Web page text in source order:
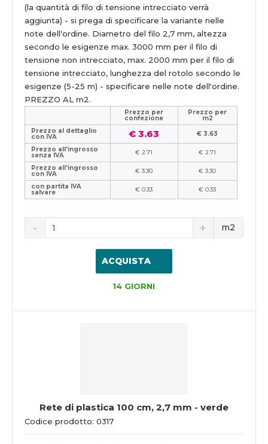
(la quantità di filo di tensione intrecciato verrà
aggiunta) - si prega di specificare la variante nelle
note dell'ordine. Diametro del filo 2,7 mm, altezza
secondo le esigenze max. 3000 mm per il filo di
tensione non intrecciato, max. 2000 mm per il filo di
tensione intrecciato, lunghezza del rotolo secondo le
esigenze (5-25 m) - specificare nelle note dell'ordine.
PREZZO AL m2.
Prezzo per
confezione
Prezzo per
m2
Prezzo al dettaglio
con IVA € 3.63
€ 3.63
Prezzo all'ingrosso
senza IVA € 2.71
€ 2.71
Prezzo all'ingrosso
con IVA € 3.30
€ 3.30
con partita IVA
salvare € 0.33 € 0.33
m2
ACQUISTA
14 GIORNI
Rete di plastica 100 cm, 2,7 mm - verde
Codice prodotto: 0317